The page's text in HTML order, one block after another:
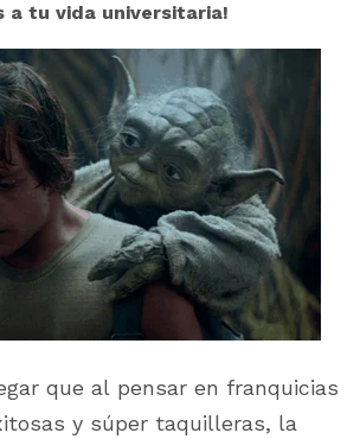
a tu vida universitaria!
que al pensar en franquicias
y súper taquilleras, la